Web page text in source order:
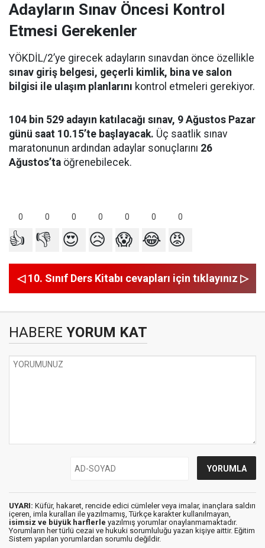
Adayların Sınav Öncesi Kontrol
Etmesi Gerekenler
YÖKDİL/2’ye girecek adayların sınavdan önce özellikle
sınav giriş belgesi, geçerli kimlik, bina ve salon
bilgisi ile ulaşım planlarını kontrol etmeleri gerekiyor.
104 bin 529 adayın katılacağı sınav, 9 Ağustos Pazar
günü saat 10.15’te başlayacak. Üç saatlik sınav
maratonunun ardından adaylar sonuçlarını 26
Ağustos’ta öğrenebilecek.
0 0 0 0 0 0 0
👍 👎 😍 😥 😱 😂 😡
◁ 10. Sınıf Ders Kitabı cevapları için tıklayınız ▷
HABERE YORUM KAT
UYARI: Küfür, hakaret, rencide edici cümleler veya imalar, inançlara saldırı
içeren, imla kuralları ile yazılmamış, Türkçe karakter kullanılmayan,
isimsiz ve büyük harflerle yazılmış yorumlar onaylanmamaktadır.
Yorumların her türlü cezai ve hukuki sorumluluğu yazan kişiye aittir. Eğitim
Sistem yapılan yorumlardan sorumlu değildir.